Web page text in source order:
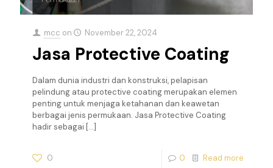
mcc on November 22, 2024
Jasa Protective Coating
Dalam dunia industri dan konstruksi, pelapisan
pelindung atau protective coating merupakan elemen
penting untuk menjaga ketahanan dan keawetan
berbagai jenis permukaan. Jasa Protective Coating
hadir sebagai […]
0 0 Read more